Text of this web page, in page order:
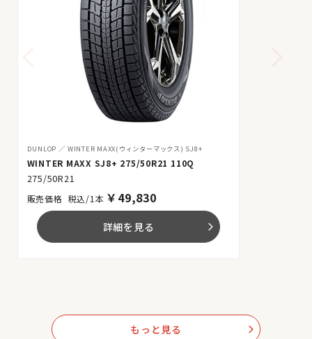
DUNLOP WINTER MAXX(ウィンターマックス) SJ8+
WINTER MAXX SJ8+ 275/50R21 110Q
275/50R21
税込/1本 ￥ 49,830
詳細を見る arrow_forward_ios
もっと見る arrow_forward_ios